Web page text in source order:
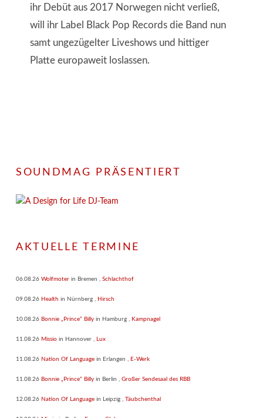
ihr Debüt aus 2017 Norwegen nicht verließ,
will ihr Label Black Pop Records die Band nun
samt ungezügelter Liveshows und hittiger
Platte europaweit loslassen.
SOUNDMAG PRÄSENTIERT
AKTUELLE TERMINE
06.08.26 Wolfmoter in Bremen , Schlachthof
09.08.26 Health in Nürnberg , Hirsch
10.08.26 Bonnie „Prince“ Billy in Hamburg , Kampnagel
11.08.26 Missio in Hannover , Lux
11.08.26 Nation Of Language in Erlangen , E-Werk
11.08.26 Bonnie „Prince“ Billy in Berlin , Großer Sendesaal des RBB
12.08.26 Nation Of Language in Leipzig , Täubchenthal